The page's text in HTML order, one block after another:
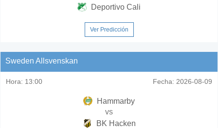
Deportivo Cali
Ver Predicción
Sweden Allsvenskan
Hora: 13:00 Fecha: 2026-08-09
Hammarby
vs
BK Hacken